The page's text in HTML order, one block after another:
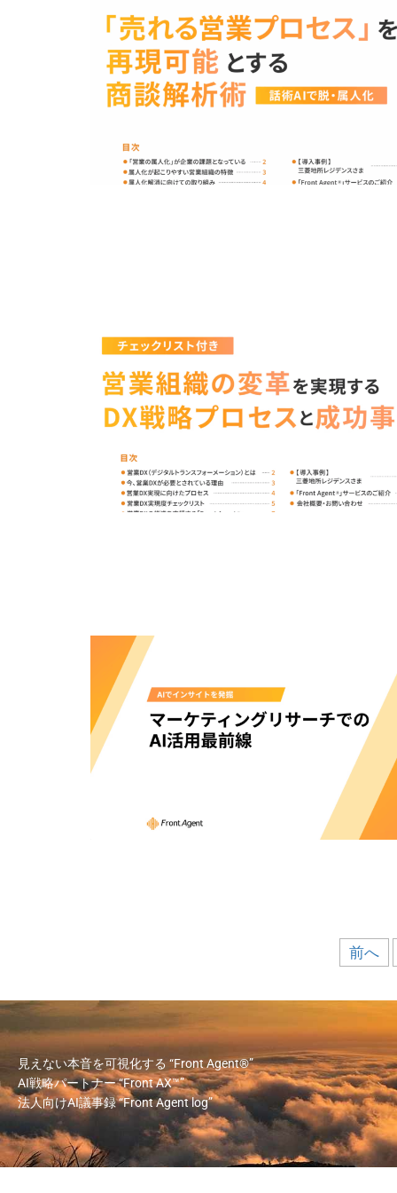
前へ
見えない本音を可視化する “Front Agent®”
AI戦略パートナー“Front AX™”
法人向けAI議事録“Front Agent log”